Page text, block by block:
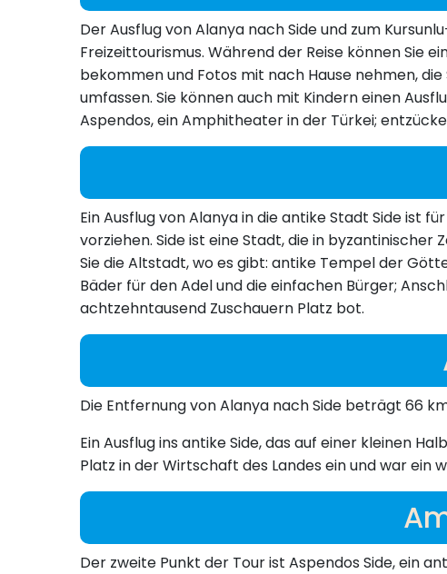
Der Ausflug von Alanya nach Side und zum
Freizeittourismus. Während der Reise können Sie
bekommen und Fotos mit nach Hause nehmen,
umfassen. Sie können auch mit Kindern einen
Aspendos, ein Amphitheater in der Türkei;
Ein Ausflug von Alanya in die antike Stadt Side ist
vorziehen. Side ist eine Stadt, die in
Sie die Altstadt, wo es gibt: antike Tempel der
Bäder für den Adel und die einfachen Bürger;
achtzehntausend Zuschauern Platz bot.
Die Entfernung von Alanya nach Side beträgt 66
Ein Ausflug ins antike Side, das auf einer kleinen
Platz in der Wirtschaft des Landes ein und war ein
Der zweite Punkt der Tour ist Aspendos Side, ein